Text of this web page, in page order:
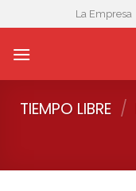
to
content
La Empresa
TIEMPO LIBRE /